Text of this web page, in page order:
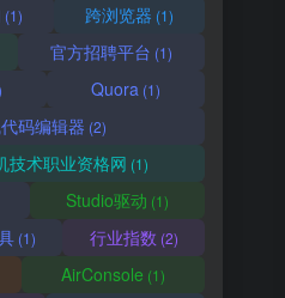
(1) 跨浏览器 (1)
官方招聘平台 (1)
Quora (1)
码编辑器 (2)
技术职业资格网 (1)
Studio驱动 (1)
(1) 行业指数 (2)
AirConsole (1)